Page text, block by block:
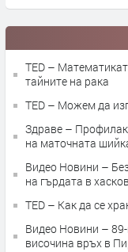
TED –
тайните на рака
TED – Можем да
Здраве –
на маточната
Видео Новини –
на гърдата в
TED – Как да се
Видео Новини –
височина връх в